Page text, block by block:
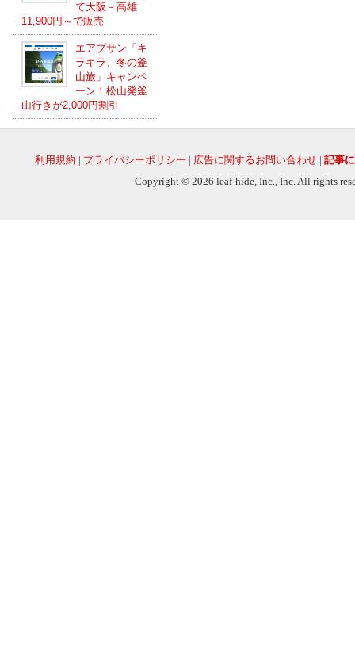
て大阪－高雄
11,900円～で販売
エアプサン「キ
ラキラ、冬の釜
山旅」キャンペ
ーン！松山発釜
山行きが2,000円割引
利用規約 | プライバシーポリシー | 広告に関するお問い合わせ | 記事
Copyright © 2026 leaf-hide, Inc., Inc. All rights